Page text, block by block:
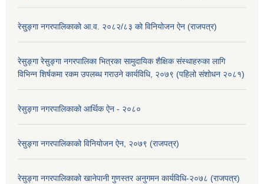
रेसु्ङ्गा नगरपालिकाको आ.व. २०८२/८३ को विनियोजन ऐन (राजपत्र)
रेसुङ्गा रेसुङ्गा नगरपालिका भित्रका सामुदायिक शैक्षिक संस्थाहरुका लागि
विभिन्न शिर्षकमा रकम उपलब्ध गराउने कार्यविधि, २०७९ (पहिलो संशोधन २०८१)
रेसुङ्गा नगरपालिकाको आर्थिक ऐन - २०८०
रेसुङ्गा नगरपालिकाको विनियोजन ऐन, २०७९ (राजपत्र)
रेसुङ्गा नगरपालिकाको खानेपानी गुणस्तर अनुगमन कार्यविधि-२०७८ (राजपत्र)